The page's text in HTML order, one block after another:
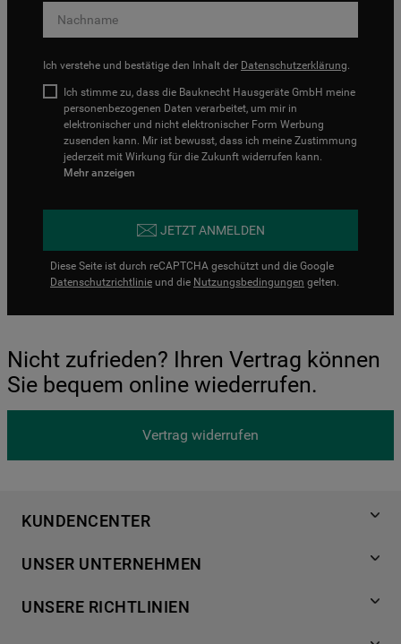
Ich verstehe und bestätige den Inhalt der Datenschutzerklärung.
Ich stimme zu, dass die Bauknecht Hausgeräte GmbH meine
personenbezogenen Daten verarbeitet, um mir in
elektronischer und nicht elektronischer Form Werbung
zusenden kann. Mir ist bewusst, dass ich meine Zustimmung
jederzeit mit Wirkung für die Zukunft widerrufen kann.
Mehr anzeigen
JETZT ANMELDEN
Diese Seite ist durch reCAPTCHA geschützt und die Google
Datenschutzrichtlinie und die Nutzungsbedingungen gelten.
Nicht zufrieden? Ihren Vertrag können
Sie bequem online wiederrufen.
Vertrag widerrufen
KUNDENCENTER
Händlersuche
Häufige Fragen
UNSER UNTERNEHMEN
Für Händler
UNSERE RICHTLINIEN